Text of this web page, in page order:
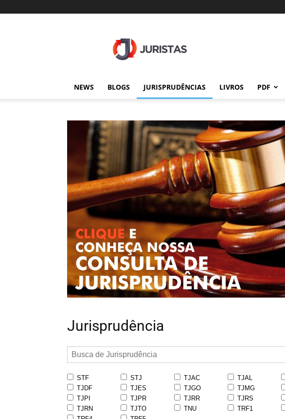
NEWS BLOGS JURISPRUDÊNCIAS LIVROS PDF
Jurisprudência
STF STJ TJAC TJAL
TJDF
TJES TJGO TJMG
TJPI
TJPR TJRR TJRS
TJRN
TJTO TNU TRF1